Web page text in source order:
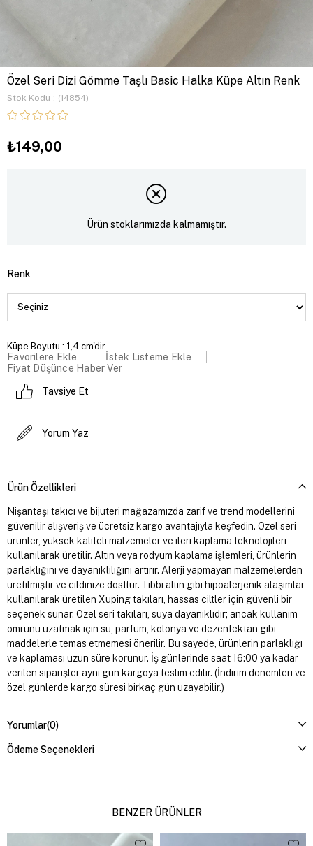
Özel Seri Dizi Gömme Taşlı Basic Halka Küpe Altın Renk
Stok Kodu (14854)
₺149,00
Ürün stoklarımızda kalmamıştır.
Renk
Küpe Boyutu : 1,4 cm'dir.
Favorilere Ekle
İstek Listeme Ekle
Fiyat Düşünce Haber Ver
Tavsiye Et
Yorum Yaz
Ürün Özellikleri
Nişantaşı takıcı ve bijuteri mağazamızda zarif ve trend modellerini
güvenilir alışveriş ve ücretsiz kargo avantajıyla keşfedin. Özel seri
ürünler, yüksek kaliteli malzemeler ve ileri kaplama teknolojileri
kullanılarak üretilir. Altın veya rodyum kaplama işlemleri, ürünlerin
parlaklığını ve dayanıklılığını artırır. Alerji yapmayan malzemelerden
üretilmiştir ve cildinize dosttur. Tıbbi altın gibi hipoalerjenik alaşımlar
kullanılarak üretilen Xuping takıları, hassas ciltler için güvenli bir
seçenek sunar. Özel seri takıları, suya dayanıklıdır; ancak kullanım
ömrünü uzatmak için su, parfüm, kolonya ve dezenfektan gibi
maddelerle temas etmemesi önerilir. Bu sayede, ürünlerin parlaklığı
ve kaplaması uzun süre korunur. İş günlerinde saat 16:00 ya kadar
verilen siparişler aynı gün kargoya teslim edilir. (İndirim dönemleri ve
özel günlerde kargo süresi birkaç gün uzayabilir.)
Yorumlar(0)
Ödeme Seçenekleri
BENZER ÜRÜNLER